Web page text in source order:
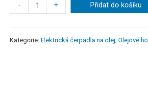
- + Přidat do košíku
Kategorie: Elektrická čerpadla na olej Olejové